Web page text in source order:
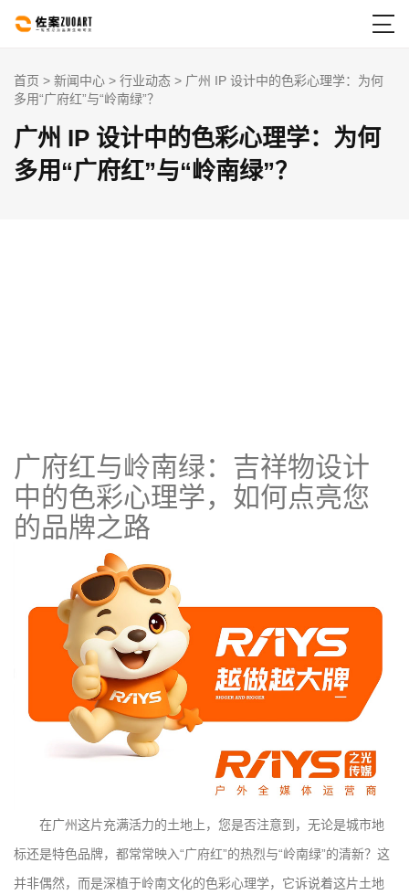

首页 > 新闻中心 > 行业动态 > 广州 IP 设计中的色彩心理学：为何
多用“广府红”与“岭南绿”？
广州 IP 设计中的色彩心理学：为何
多用“广府红”与“岭南绿”？
广府红与岭南绿：吉祥物设计
中的色彩心理学，如何点亮您
的品牌之路
在广州这片充满活力的土地上，您是否注意到，无论是城市地
标还是特色品牌，都常常映入“广府红”的热烈与“岭南绿”的清新？这
并非偶然，而是深植于岭南文化的色彩心理学，它诉说着这片土地